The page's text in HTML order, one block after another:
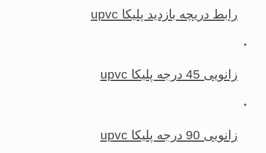
رابط دریچه بازدید پلیکا upvc
زانویی 45 درجه پلیکا upvc
زانویی 90 درجه پلیکا upvc